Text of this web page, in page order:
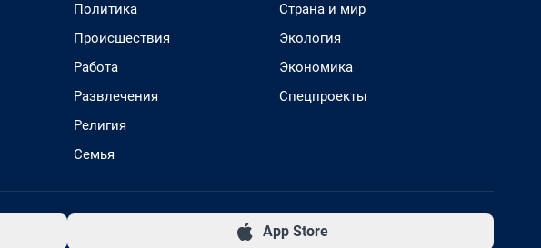
Политика
Происшествия
Работа
Развлечения
Религия
Семья
Страна и мир
Экология
Экономика
Спецпроекты
App Store